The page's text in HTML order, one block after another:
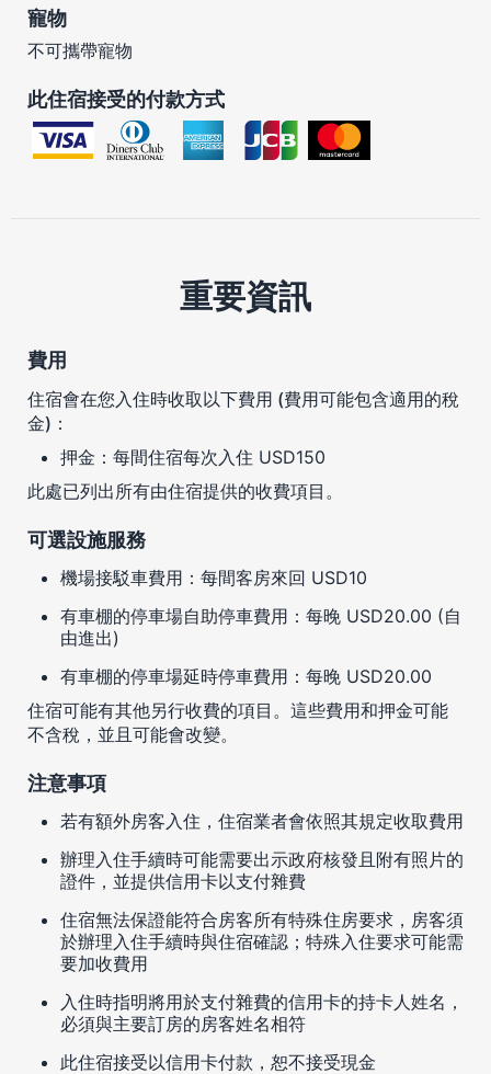
寵物
不可攜帶寵物
此住宿接受的付款方式
重要資訊
費用
住宿會在您入住時收取以下費用 (費用可能包含適用的稅
金)：
押金：每間住宿每次入住 USD150
此處已列出所有由住宿提供的收費項目。
可選設施服務
機場接駁車費用：每間客房來回 USD10
有車棚的停車場自助停車費用：每晚 USD20.00 (自
由進出)
有車棚的停車場延時停車費用：每晚 USD20.00
住宿可能有其他另行收費的項目。這些費用和押金可能
不含稅，並且可能會改變。
注意事項
若有額外房客入住，住宿業者會依照其規定收取費用
辦理入住手續時可能需要出示政府核發且附有照片的
證件，並提供信用卡以支付雜費
住宿無法保證能符合房客所有特殊住房要求，房客須
於辦理入住手續時與住宿確認；特殊入住要求可能需
要加收費用
入住時指明將用於支付雜費的信用卡的持卡人姓名，
必須與主要訂房的房客姓名相符
此住宿接受以信用卡付款，恕不接受現金